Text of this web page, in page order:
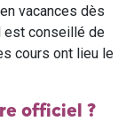
vacances dès
est conseillé de
cours ont lieu le
officiel ?